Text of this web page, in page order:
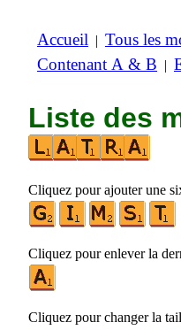
Accueil | Tous les
Contenant A & B |
Liste des
Cliquez pour ajouter une
Cliquez pour enlever la
Cliquez pour changer la